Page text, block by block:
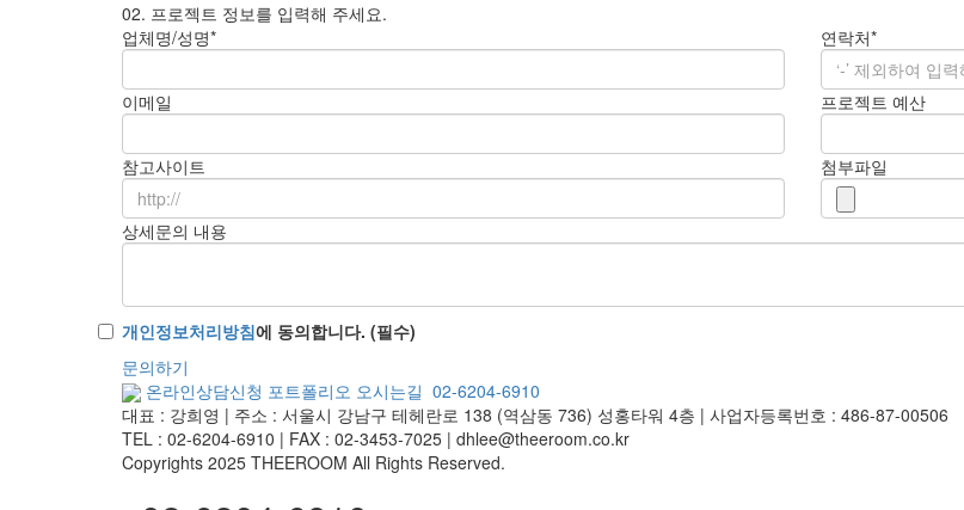
02. 프로젝트 정보를 입력해 주세요.
업체명/성명*
연락처*
이메일 프로젝트 예산
참고사이트 첨부파일
상세문의 내용
개인정보처리방침에 동의합니다. (필수)
문의하기
온라인상담신청 포트폴리오 오시는길 02-6204-6910
대표 : 강희영 | 주소 : 서울시 강남구 테헤란로 138 (역삼동 736) 성홍타워 4층 | 사업자등록번호 : 486-87-00506
TEL : 02-6204-6910 | FAX : 02-3453-7025 | dhlee@theeroom.co.kr
Copyrights 2025 THEEROOM All Rights Reserved.